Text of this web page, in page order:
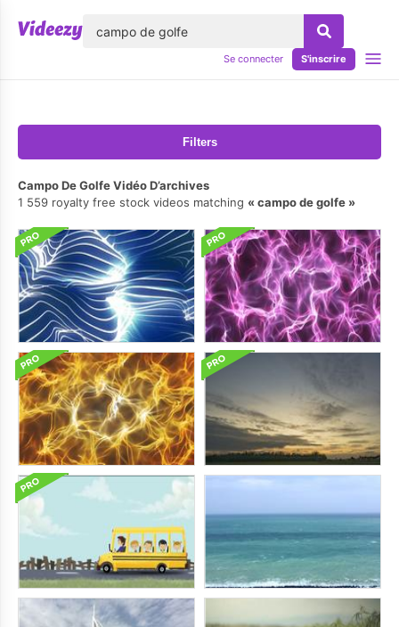
Se connecter S'inscrire
Filters
Campo De Golfe Vidéo D’archives
1 559 royalty free stock videos matching
campo de golfe